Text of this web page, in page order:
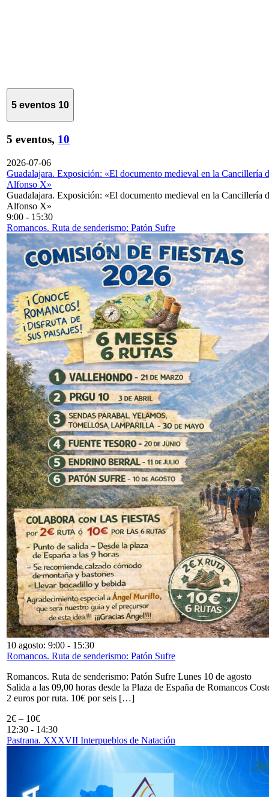
5 eventos 10
5 eventos, 10
2026-07-06
Guadalajara. Exposición: «El documento medieval en la Cancillería
Alfonso X»
Guadalajara. Exposición: «El documento medieval en la Cancillería
Alfonso X»
9:00 - 15:30
Romancos. Ruta de senderismo: Patón Sufre
10 agosto: 9:00 - 15:30
Romancos. Ruta de senderismo: Patón Sufre
Romancos. Ruta de senderismo: Patón Sufre Lunes 10 de agosto
Salida a las 09,00 horas desde la Plaza de España de Romancos
2 euros por ruta. 10€ por seis […]
2€ – 10€
12:30 - 14:30
Pastrana. XXXVII Interpueblos de Natación